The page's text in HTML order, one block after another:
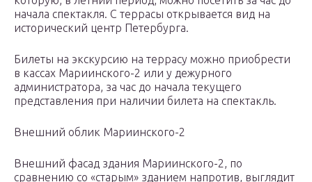
начала спектакля. С террасы открывается вид на
исторический центр Петербурга.
Билеты на экскурсию на террасу можно приобрести
в кассах Мариинского-2 или у дежурного
администратора, за час до начала текущего
представления при наличии билета на спектакль.
Внешний облик Мариинского-2
Внешний фасад здания Мариинского-2, по
сравнению со «старым» зданием напротив, выглядит